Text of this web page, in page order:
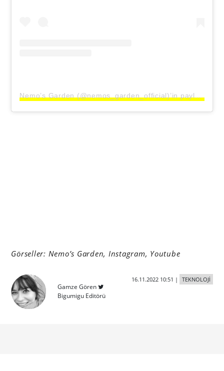
Görseller: Nemo’s Garden, Instagram, Youtube
Gamze Gören
Bigumigu Editörü
16.11.2022 10:51 | TEKNOLOJİ